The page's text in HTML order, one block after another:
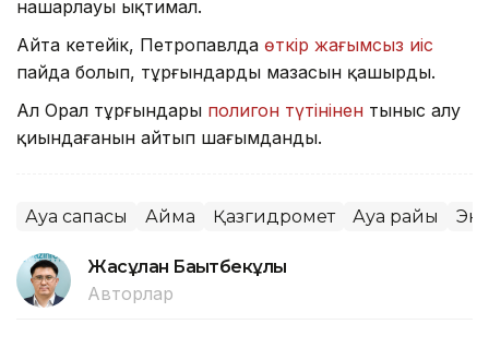
нашарлауы ықтимал.
Айта кетейік, Петропавлда өткір жағымсыз иіс
пайда болып, тұрғындардың мазасын қашырды.
Ал Орал тұрғындары полигон түтінінен тыныс алу
қиындағанын айтып шағымданды.
Ауа сапасы Аймақ Қазгидромет Ауа райы
Жасұлан Бақытбекұлы
Авторлар